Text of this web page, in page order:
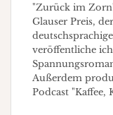
"Zurück im
Glauser Preis,
veröffentliche
Außerdem
Podcast "Kaffee,